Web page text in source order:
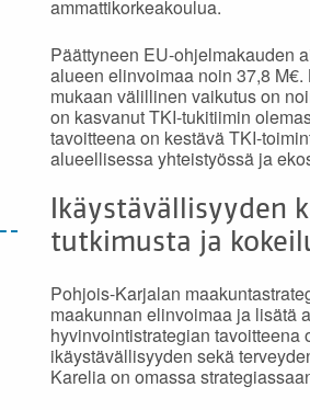
ammattikorkeakoulua.
Päättyneen EU-ohjelmakauden
alueen elinvoimaa noin 37,8
mukaan välillinen vaikutus on
on kasvanut TKI-tukitiimin
tavoitteena on kestävä TKI-
alueellisessa yhteistyössä ja
Ikäystävällisyyden
tutkimusta ja
Pohjois-Karjalan
maakunnan elinvoimaa ja lisätä
hyvinvointistrategian
ikäystävällisyyden sekä
Karelia on omassa